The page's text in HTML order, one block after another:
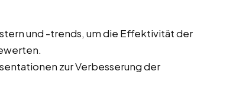
und -trends, um die Effektivität der
zur Verbesserung der